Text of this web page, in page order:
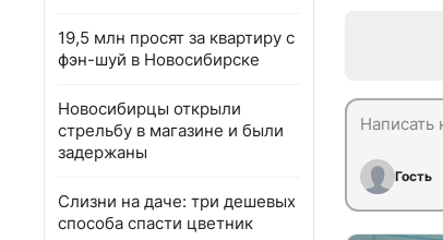
19,5 млн просят за квартиру с
фэн-шуй в Новосибирске
Новосибирцы открыли
стрельбу в магазине и были
задержаны
Слизни на даче: три дешевых
способа спасти цветник
Гость